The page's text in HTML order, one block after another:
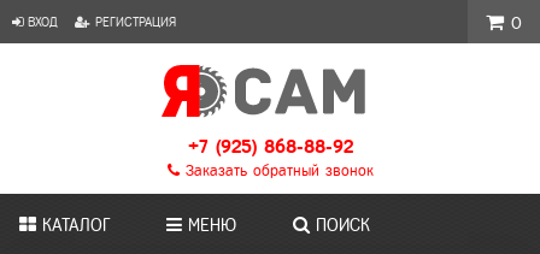
ВХОД РЕГИСТРАЦИЯ
+7 (925) 868-88-92
Заказать обратный звонок
КАТАЛОГ МЕНЮ ПОИСК
0